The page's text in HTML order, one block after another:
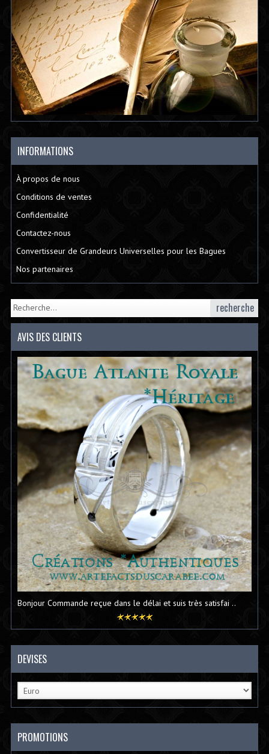
INFORMATIONS
À propos de nous
Conditions de ventes
Confidentialité
Contactez-nous
Convertisseur de Grandeurs Universelles pour les Bagues
Nos partenaires
recherche
AVIS DES CLIENTS
Bonjour Commande reçue dans le délai et suis très satisfai ..
DEVISES
PROMOTIONS